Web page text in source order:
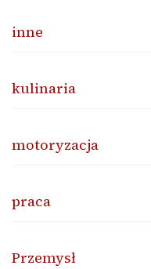
inne
kulinaria
motoryzacja
praca
Przemysł